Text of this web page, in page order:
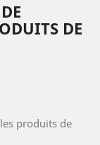
DE
produits de